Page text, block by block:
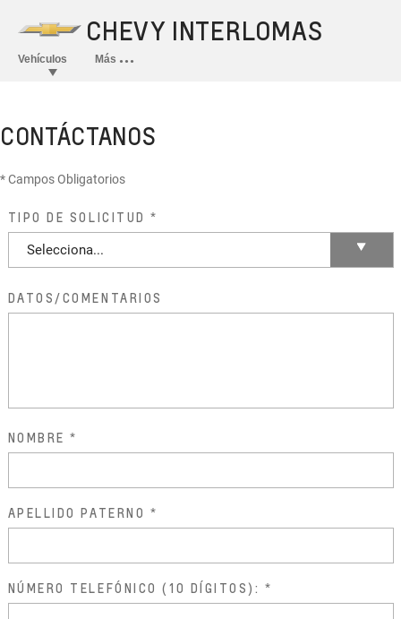
CONTÁCTANOS
* Campos Obligatorios
TIPO DE SOLICITUD
DATOS/COMENTARIOS
NOMBRE
APELLIDO PATERNO
NÚMERO TELEFÓNICO (10 DÍGITOS):